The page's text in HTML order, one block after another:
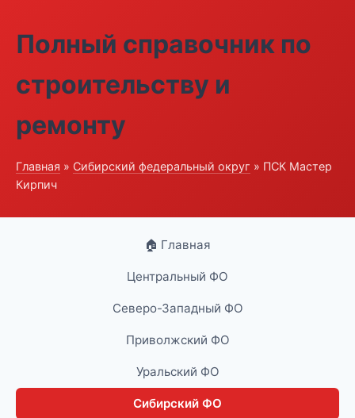
Полный справочник по
строительству и
ремонту
Главная » Сибирский федеральный округ » ПСК Мастер
Кирпич
🏠 Главная
Центральный ФО
Северо-Западный ФО
Приволжский ФО
Уральский ФО
Сибирский ФО